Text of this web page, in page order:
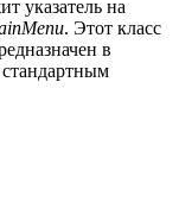
указатель на
. Этот класс
в
стандартным